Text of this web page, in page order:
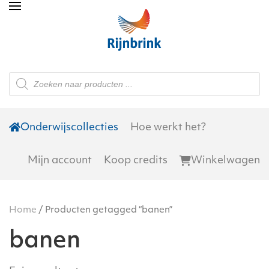
Skip to main content
Producten
zoeken
Onderwijscollecties Hoe werkt het?
Mijn account Koop credits Winkelwagen
Home / Producten getagged “banen”
banen